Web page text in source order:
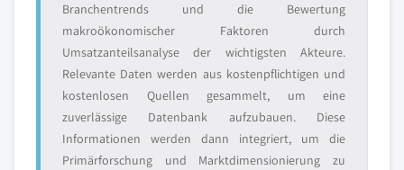
Branchentrends und die Bewertung
makroökonomischer Faktoren durch
Umsatzanteilsanalyse der wichtigsten Akteure.
Relevante Daten werden aus kostenpflichtigen und
kostenlosen Quellen gesammelt, um eine
zuverlässige Datenbank aufzubauen. Diese
Informationen werden dann integriert, um die
Primärforschung und Marktdimensionierung zu